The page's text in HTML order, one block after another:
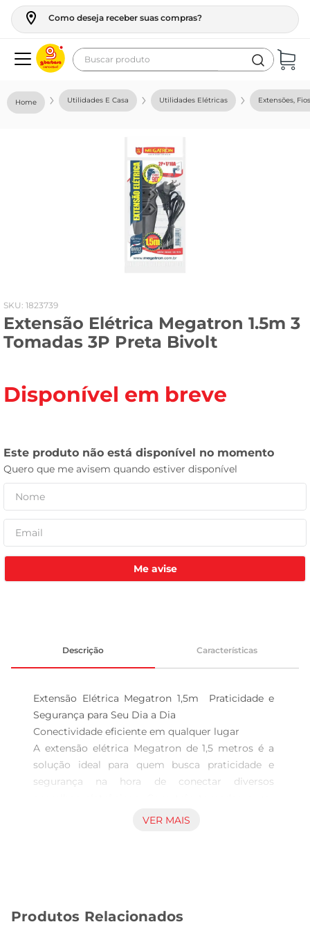
Como deseja receber suas compras?
Buscar produto
Utilidades E Casa Utilidades Elétricas Extensões,
: 1823739
Extensão Elétrica Megatron 1.5m 3
Tomadas 3P Preta Bivolt
Disponível em breve
Me avise
Descrição Características
Extensão Elétrica Megatron 1,5m  Praticidade e
Segurança para Seu Dia a Dia
Conectividade eficiente em qualquer lugar
A extensão elétrica Megatron de 1,5 metros é a
solução ideal para quem busca praticidade e
segurança na hora de conectar diversos
design compacto, ela permite que você amplie as
Este modelo de extensão é projetado para se
VER MAIS
Produtos Relacionados
geladeira
tv
leite pó